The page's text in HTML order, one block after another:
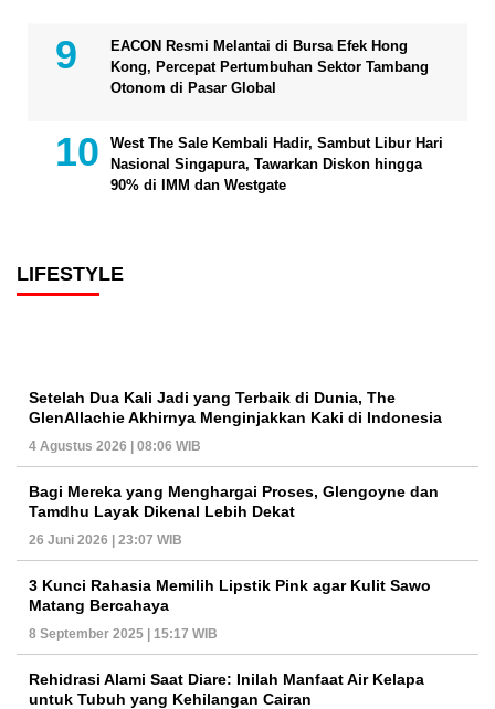
EACON Resmi Melantai di Bursa Efek Hong
Kong, Percepat Pertumbuhan Sektor Tambang
Otonom di Pasar Global
West The Sale Kembali Hadir, Sambut Libur Hari
Nasional Singapura, Tawarkan Diskon hingga
90% di IMM dan Westgate
LIFESTYLE
Setelah Dua Kali Jadi yang Terbaik di Dunia, The
GlenAllachie Akhirnya Menginjakkan Kaki di Indonesia
4 Agustus 2026 | 08:06 WIB
Bagi Mereka yang Menghargai Proses, Glengoyne dan
Tamdhu Layak Dikenal Lebih Dekat
26 Juni 2026 | 23:07 WIB
3 Kunci Rahasia Memilih Lipstik Pink agar Kulit Sawo
Matang Bercahaya
8 September 2025 | 15:17 WIB
Rehidrasi Alami Saat Diare: Inilah Manfaat Air Kelapa
untuk Tubuh yang Kehilangan Cairan